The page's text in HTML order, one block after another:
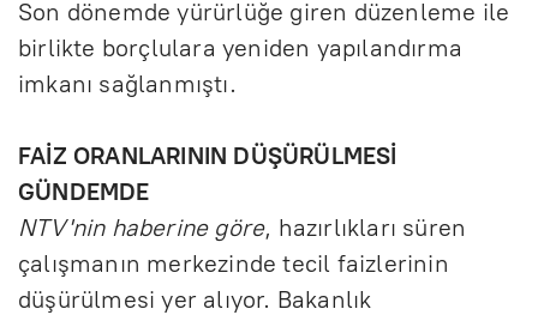
Son dönemde yürürlüğe giren düzenleme ile
birlikte borçlulara yeniden yapılandırma
imkanı sağlanmıştı.
FAİZ ORANLARININ DÜŞÜRÜLMESİ
GÜNDEMDE
NTV'nin haberine göre, hazırlıkları süren
çalışmanın merkezinde tecil faizlerinin
düşürülmesi yer alıyor. Bakanlık